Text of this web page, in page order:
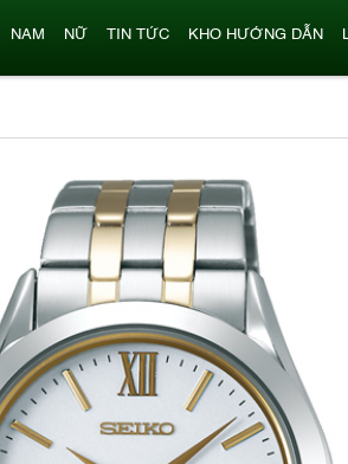
NAM NỮ TIN TỨC KHO HƯỚNG DẪN